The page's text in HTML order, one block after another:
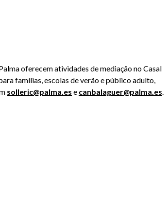
oferecem atividades de mediação no Casal
famílias, escolas de verão e público adulto,
solleric@palma.es e canbalaguer@palma.es.